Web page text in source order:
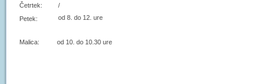
Četrtek:
/
Petek:
od 8. do 12. ure
Malica: od 10. do 10.30 ure